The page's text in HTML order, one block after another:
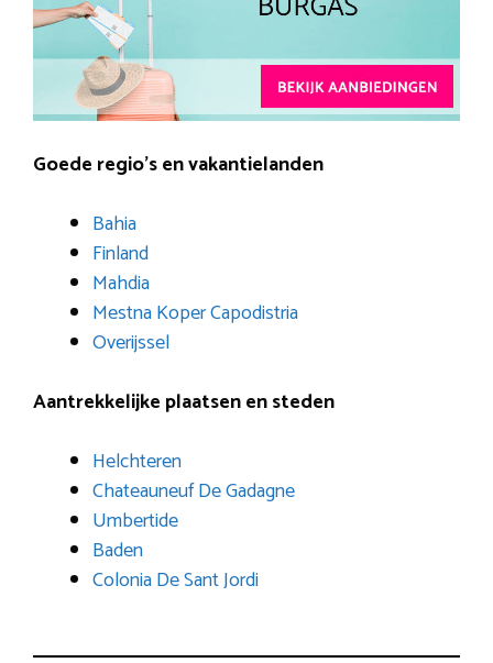
Goede regio’s en vakantielanden
Bahia
Finland
Mahdia
Mestna Koper Capodistria
Overijssel
Aantrekkelijke plaatsen en steden
Helchteren
Chateauneuf De Gadagne
Umbertide
Baden
Colonia De Sant Jordi